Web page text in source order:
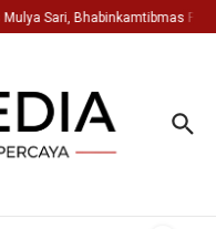
Sari, Bhabinkamtibmas